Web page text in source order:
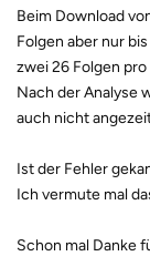
Beim Download
Folgen aber nur
zwei 26 Folgen
Nach der Analyse
auch nicht
Ist der Fehler
Ich vermute mal
Schon mal Danke